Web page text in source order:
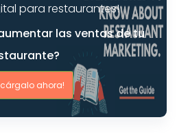
para restaurantes!
las ventas de tu
ahora!